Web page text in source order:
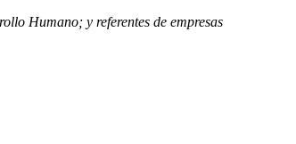
Humano; y referentes de empresas